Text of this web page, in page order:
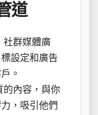
道
社群媒體廣
設定和廣告
。
的內容，與你
，吸引他們